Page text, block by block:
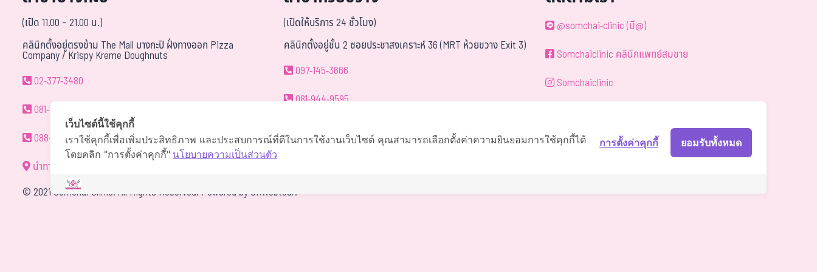
(เปิด 11.00 – 21.00 น.)
คลินิกตั้งอยู่ตรงข้าม The Mall บางกะปิ ฝั่งทางออก Pizza
Company / Krispy Kreme Doughnuts
02-377-3480
081-940-9595
088-088-0294
นำทาง
(เปิดให้บริการ 24 ชั่วโมง)
คลินิกตั้งอยู่ชั้น 2 ซอยประชาสงเคราะห์ 36 (MRT ห้วยขวาง Exit 3)
097-145-3666
081-944-9595
@somchai-clinic (มี@)
Somchaiclinic คลินิกแพทย์สมชาย
Somchaiclinic
Somchai Clinic
©2021 Somchai Clinic. All Rights Reserved. Powered by OKWebtour.
เว็บไซต์นี้ใช้คุกกี้
เราใช้คุกกี้เพื่อเพิ่มประสิทธิภาพ และประสบการณ์ที่ดีในการใช้งานเว็บไซต์ คุณสามารถเลือกตั้งค่าความยินยอมการใช้คุกกี้ได้
โดยคลิก "การตั้งค่าคุกกี้" นโยบายความเป็นส่วนตัว
ยอมรับทั้งหมด
การตั้งค่าคุกกี้